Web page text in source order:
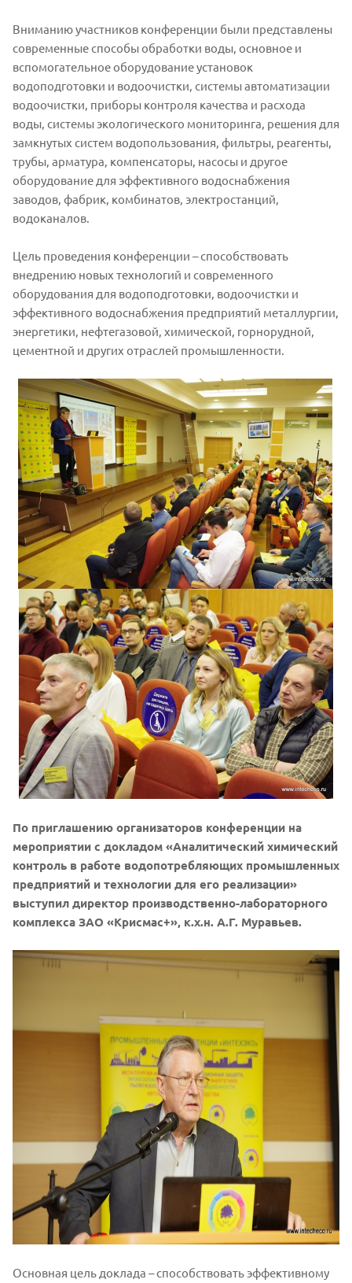
Вниманию участников конференции были представлены
современные способы обработки воды, основное и
вспомогательное оборудование установок
водоподготовки и водоочистки, системы автоматизации
водоочистки, приборы контроля качества и расхода
воды, системы экологического мониторинга, решения для
замкнутых систем водопользования, фильтры, реагенты,
трубы, арматура, компенсаторы, насосы и другое
оборудование для эффективного водоснабжения
заводов, фабрик, комбинатов, электростанций,
водоканалов.
Цель проведения конференции – способствовать
внедрению новых технологий и современного
оборудования для водоподготовки, водоочистки и
эффективного водоснабжения предприятий металлургии,
энергетики, нефтегазовой, химической, горнорудной,
цементной и других отраслей промышленности.
По приглашению организаторов конференции на
мероприятии с докладом «Аналитический химический
контроль в работе водопотребляющих промышленных
предприятий и технологии для его реализации»
выступил директор производственно-лабораторного
комплекса ЗАО «Крисмас+», к.х.н. А.Г. Муравьев.
Основная цель доклада – способствовать эффективному